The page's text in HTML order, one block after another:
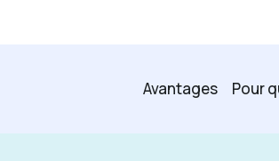
Avantages Pour